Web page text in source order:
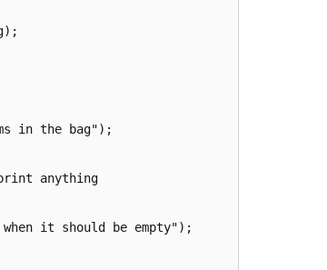
in the bag");
anything
it should be empty");